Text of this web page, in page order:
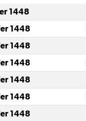
1448
1448
1448
1448
1448
1448
1448